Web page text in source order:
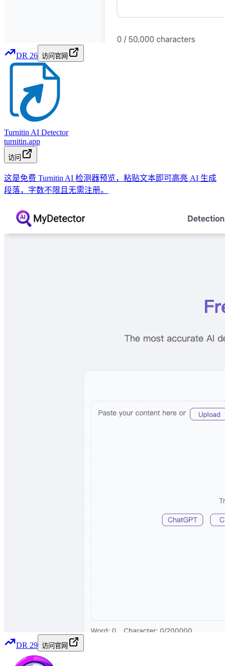
DR 26 访问官网
Turnitin AI Detector
turnitin.app
访问
这是免费 Turnitin AI 检测器预览，粘贴文本即可高亮 AI 生成
段落，字数不限且无需注册。
DR 29 访问官网